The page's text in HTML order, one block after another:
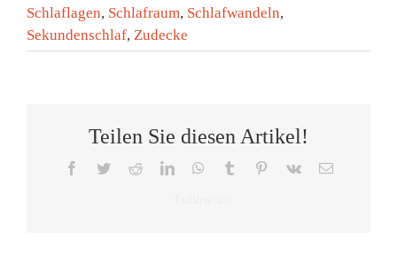
Schlaflagen, Schlafraum, Schlafwandeln,
Sekundenschlaf, Zudecke
Teilen Sie diesen Artikel!
Facebook
TwitterRedditLinkedInWhatsApp
Tumblr Pinterest
Vk
E-